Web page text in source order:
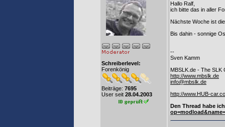
Schreiberlevel:
Forenkönig
Beiträge: 7695
User seit 28.04.2003
Hallo Ralf,
ich bitte das in aller
Nächste Woche ist
Bis dahin - sonnige
--
Sven Kamm
MBSLK.de - The SLK
http://www.mbslk.de
info@mbslk.de
http://www.HUB-
Den Thread habe